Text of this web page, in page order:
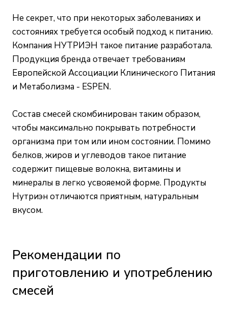
Не секрет, что при некоторых заболеваниях и
состояниях требуется особый подход к питанию.
Компания НУТРИЭН такое питание разработала.
Продукция бренда отвечает требованиям
Европейской Ассоциации Клинического Питания
и Метаболизма - ESPEN.
Состав смесей скомбинирован таким образом,
чтобы максимально покрывать потребности
организма при том или ином состоянии. Помимо
белков, жиров и углеводов такое питание
содержит пищевые волокна, витамины и
минералы в легко усвояемой форме. Продукты
Нутриэн отличаются приятным, натуральным
вкусом.
Рекомендации по
приготовлению и употреблению
смесей